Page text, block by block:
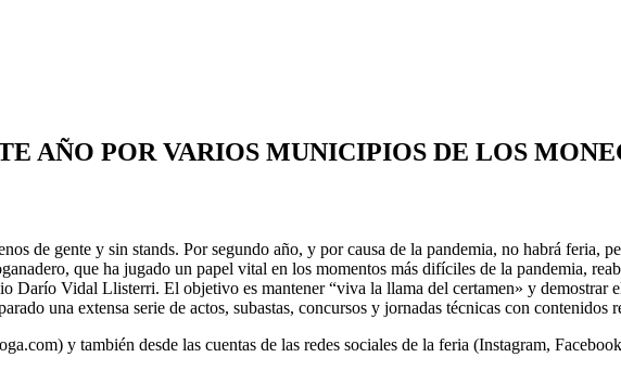
AÑO POR VARIOS MUNICIPIOS DE LOS
de gente y sin stands. Por segundo año, y por causa de la pandemia, no habrá feria,
que ha jugado un papel vital en los momentos más difíciles de la pandemia,
Darío Vidal Llisterri. El objetivo es mantener “viva la llama del certamen» y demostrar
una extensa serie de actos, subastas, concursos y jornadas técnicas con contenidos
y también desde las cuentas de las redes sociales de la feria (Instagram,